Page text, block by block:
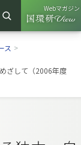
サイト内検索
検索
Webマガジン
（別ウイ
ス >
ざして（2006年度